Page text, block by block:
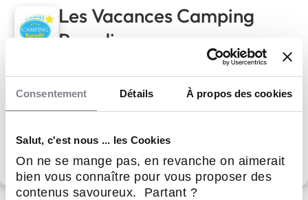
Consentement Détails À propos des cookies
Salut, c'est nous ... les Cookies
On ne se mange pas, en revanche on aimerait
bien vous connaître pour vous proposer des
contenus savoureux. Partant ?
Les Vacances Camping
Paradis
notoriété inégalable au service de votre performance
Découvrir le réseau